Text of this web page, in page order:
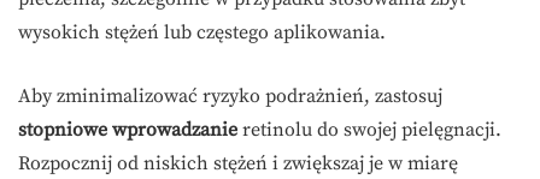
wysokich stężeń lub częstego aplikowania.
Aby zminimalizować ryzyko podrażnień, zastosuj
stopniowe wprowadzanie retinolu do swojej pielęgnacji.
Rozpocznij od niskich stężeń i zwiększaj je w miarę